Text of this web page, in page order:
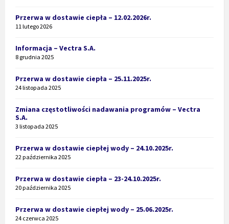
Przerwa w dostawie ciepła – 12.02.2026r.
11 lutego 2026
Informacja – Vectra S.A.
8 grudnia 2025
Przerwa w dostawie ciepła – 25.11.2025r.
24 listopada 2025
Zmiana częstotliwości nadawania programów – Vectra
S.A.
3 listopada 2025
Przerwa w dostawie ciepłej wody – 24.10.2025r.
22 października 2025
Przerwa w dostawie ciepła – 23-24.10.2025r.
20 października 2025
Przerwa w dostawie ciepłej wody – 25.06.2025r.
24 czerwca 2025